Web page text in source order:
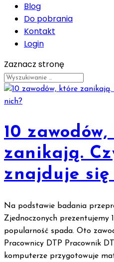
Blog
Do pobrania
Kontakt
Login
Zaznacz stronę
10
zanikają.
znajduje się
Na podstawie badania
Zjednoczonych prezentujemy
popularność spada. Oto
Pracownicy DTP Pracownik
komputerze przygotowuje